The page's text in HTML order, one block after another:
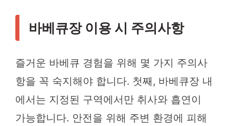
바베큐장 이용 시 주의사항
즐거운 바베큐 경험을 위해 몇 가지 주의사
항을 꼭 숙지해야 합니다. 첫째, 바베큐장 내
에서는 지정된 구역에서만 취사와 흡연이
가능합니다. 안전을 위해 주변 환경에 피해